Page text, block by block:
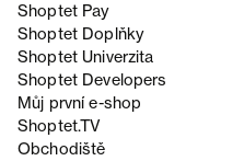
Shoptet Pay
Shoptet Doplňky
Shoptet Univerzita
Shoptet Developers
Můj první e-shop
Shoptet.TV
Obchodiště